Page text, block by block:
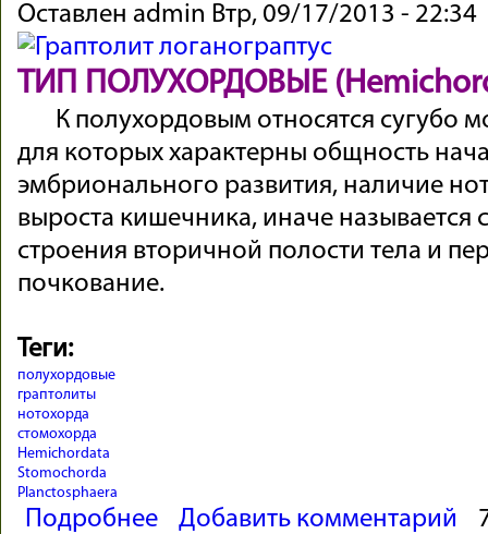
Оставлен admin Втр, 09/17/2013 - 22:34
ТИП ПОЛУХОРДОВЫЕ
К полухордовым относятся сугубо
для которых характерны общность
эмбрионального развития, наличие
выроста кишечника, иначе называется
строения вторичной полости тела и
почкование.
Теги:
полухордовые
граптолиты
нотохорда
стомохорда
Hemichordata
Stomochorda
Planctosphaera
Подробнее о Полухордовые
Добавить комментарий